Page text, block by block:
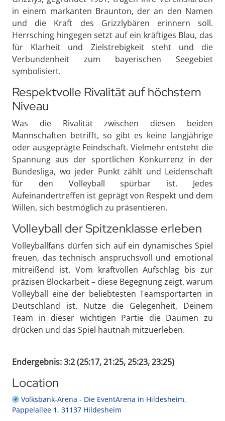
in einem markanten Braunton, der an den Namen
und die Kraft des Grizzlybären erinnern soll.
Herrsching hingegen setzt auf ein kräftiges Blau, das
für Klarheit und Zielstrebigkeit steht und die
Verbundenheit zum bayerischen Seegebiet
symbolisiert.
Respektvolle Rivalität auf höchstem
Niveau
Was die Rivalität zwischen diesen beiden
Mannschaften betrifft, so gibt es keine langjährige
oder ausgeprägte Feindschaft. Vielmehr entsteht die
Spannung aus der sportlichen Konkurrenz in der
Bundesliga, wo jeder Punkt zählt und Leidenschaft
für den Volleyball spürbar ist. Jedes
Aufeinandertreffen ist geprägt von Respekt und dem
Willen, sich bestmöglich zu präsentieren.
Volleyball der Spitzenklasse erleben
Volleyballfans dürfen sich auf ein dynamisches Spiel
freuen, das technisch anspruchsvoll und emotional
mitreißend ist. Vom kraftvollen Aufschlag bis zur
präzisen Blockarbeit – diese Begegnung zeigt, warum
Volleyball eine der beliebtesten Teamsportarten in
Deutschland ist. Nutze die Gelegenheit, Deinem
Team in dieser wichtigen Partie die Daumen zu
drücken und das Spiel hautnah mitzuerleben.
Endergebnis: 3:2 (25:17, 21:25, 25:23, 23:25)
Location
Volksbank-Arena - Die EventArena in Hildesheim,
Pappelallee 1, 31137 Hildesheim